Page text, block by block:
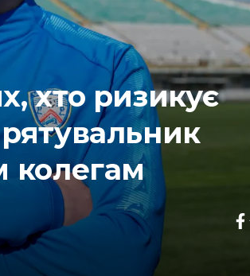
хто ризикує
колегам